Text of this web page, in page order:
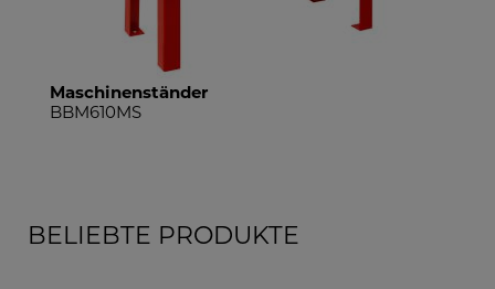
Maschinenständer
BBM610MS
BELIEBTE PRODUKTE